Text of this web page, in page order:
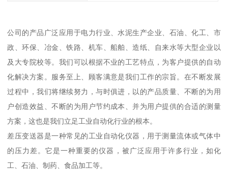
公司的产品广泛应用于电力行业、水泥生产企业、石油、化工、市
政、环保、冶金、铁路、机车、船舶、造纸、自来水等大型企业以
及大专院校等。我们可以根据不业的工艺特点，为客户提供的自动
化解决方案。服务至上、顾客满意是我们工作的宗旨。在不断发展
过程中，我们将继续努力，与时俱进，以的产品质量、不断的为用
户创造效益、不断的为用户节约成本、并为用户提供的合适的测量
方案，这也是我们立足工业自动化行业的根本。
差压变送器是一种常见的工业自动化仪器，用于测量流体或气体中
的压力差。它是一种重要的仪器，被广泛应用于许多行业，如化
工、石油、制药、食品加工等。